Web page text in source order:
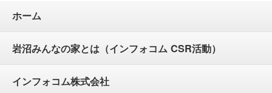
ホーム
岩沼みんなの家とは（インフォコム CSR活動）
インフォコム株式会社